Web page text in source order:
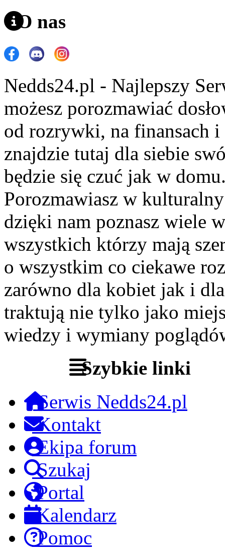
O nas
Nedds24.pl - Najlepszy
możesz porozmawiać
od rozrywki, na finansach
znajdzie tutaj dla siebie
będzie się czuć jak w
Porozmawiasz w
dzięki nam poznasz wiele
wszystkich którzy mają
o wszystkim co ciekawe
zarówno dla kobiet jak i
traktują nie tylko jako
wiedzy i wymiany
Szybkie linki
Serwis Nedds24.pl
Kontakt
Ekipa forum
Szukaj
Portal
Kalendarz
Pomoc